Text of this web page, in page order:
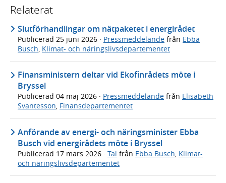
Relaterat
Slutförhandlingar om nätpaketet i energirådet
Publicerad 25 juni 2026 · Pressmeddelande från Ebba
Busch Klimat- och näringslivsdepartementet
Finansministern deltar vid Ekofinrådets möte i
Bryssel
Publicerad 04 maj 2026 · Pressmeddelande från Elisabeth
Svantesson, Finansdepartementet
Anförande av energi- och näringsminister Ebba
Busch vid energirådets möte i Bryssel
Publicerad 17 mars 2026 · Tal från Ebba Busch, Klimat-
och näringslivsdepartementet